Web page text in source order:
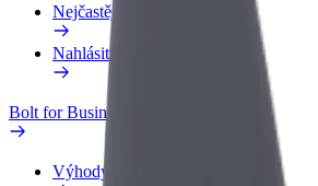
Nejčastější otázky
Nahlásit vozidlo
Bolt for Business
Výhody